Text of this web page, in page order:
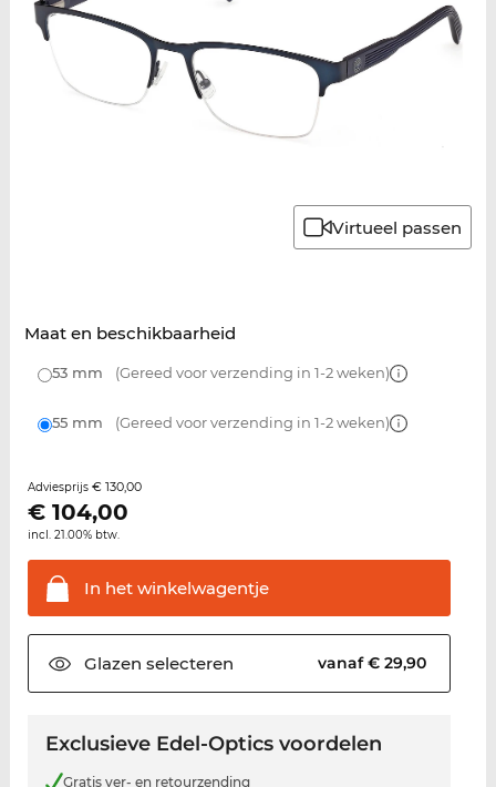
Virtueel passen
Maat en beschikbaarheid
53 mm (Gereed voor verzending in 1-2 weken)
55 mm (Gereed voor verzending in 1-2 weken)
Adviesprijs € 130,00
€ 104,00
incl. 21.00% btw.
In hetwinkelwagentje
Glazen selecteren vanaf € 29,90
Exclusieve Edel-Optics voordelen
Gratis ver- en retourzending